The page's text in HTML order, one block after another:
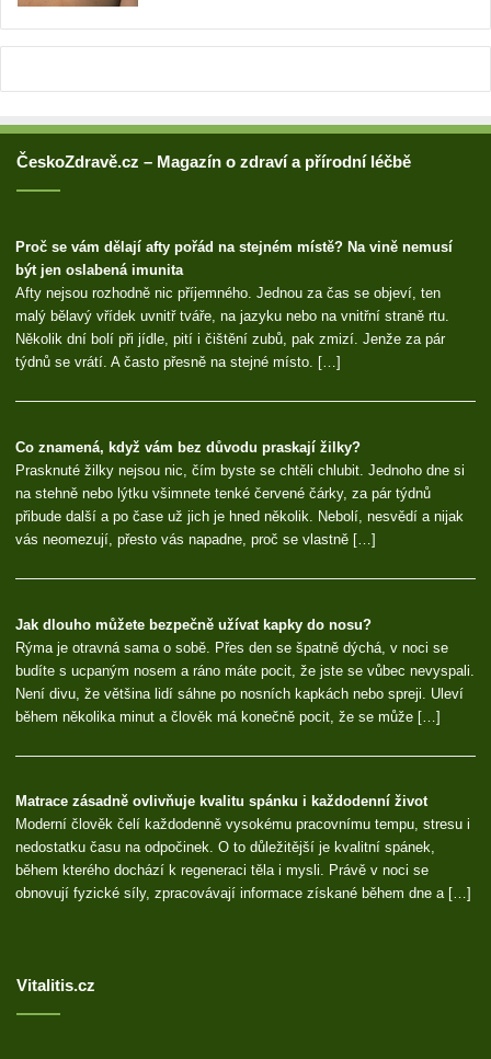
ČeskoZdravě.cz – Magazín o zdraví a přírodní léčbě
Proč se vám dělají afty pořád na stejném místě? Na vině nemusí
být jen oslabená imunita
Afty nejsou rozhodně nic příjemného. Jednou za čas se objeví, ten
malý bělavý vřídek uvnitř tváře, na jazyku nebo na vnitřní straně rtu.
Několik dní bolí při jídle, pití i čištění zubů, pak zmizí. Jenže za pár
týdnů se vrátí. A často přesně na stejné místo. […]
Co znamená, když vám bez důvodu praskají žilky?
Prasknuté žilky nejsou nic, čím byste se chtěli chlubit. Jednoho dne si
na stehně nebo lýtku všimnete tenké červené čárky, za pár týdnů
přibude další a po čase už jich je hned několik. Nebolí, nesvědí a nijak
vás neomezují, přesto vás napadne, proč se vlastně […]
Jak dlouho můžete bezpečně užívat kapky do nosu?
Rýma je otravná sama o sobě. Přes den se špatně dýchá, v noci se
budíte s ucpaným nosem a ráno máte pocit, že jste se vůbec nevyspali.
Není divu, že většina lidí sáhne po nosních kapkách nebo spreji. Uleví
během několika minut a člověk má konečně pocit, že se může […]
Matrace zásadně ovlivňuje kvalitu spánku i každodenní život
Moderní člověk čelí každodenně vysokému pracovnímu tempu, stresu i
nedostatku času na odpočinek. O to důležitější je kvalitní spánek,
během kterého dochází k regeneraci těla i mysli. Právě v noci se
obnovují fyzické síly, zpracovávají informace získané během dne a […]
Vitalitis.cz